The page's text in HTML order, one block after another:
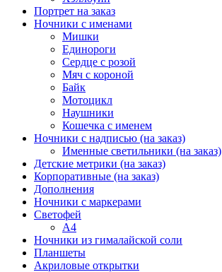
Портрет на заказ
Ночники с именами
Мишки
Единороги
Сердце с розой
Мяч с короной
Байк
Мотоцикл
Наушники
Кошечка с именем
Ночники с надписью (на заказ)
Именные светильники (на заказ)
Детские метрики (на заказ)
Корпоративные (на заказ)
Дополнения
Ночники с маркерами
Светофей
А4
Ночники из гималайской соли
Планшеты
Акриловые открытки